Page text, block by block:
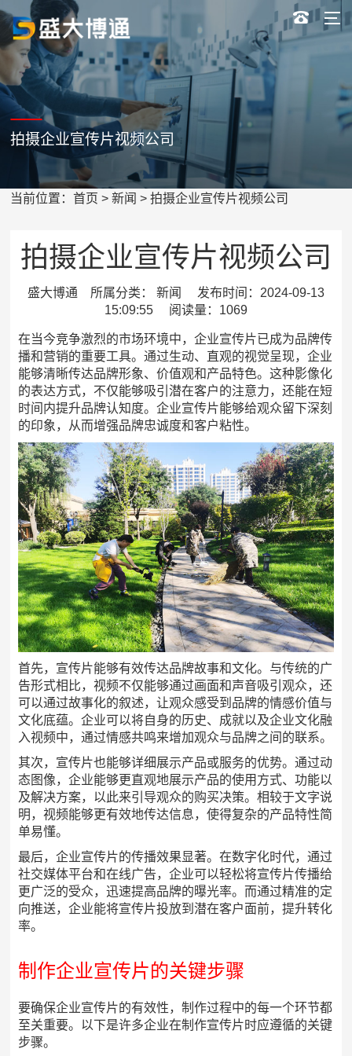
拍摄企业宣传片视频公司
当前位置：首页 >新闻 > 拍摄企业宣传片视频公司
拍摄企业宣传片视频公司
盛大博通 所属分类： 新闻 发布时间：2024-09-13
15:09:55 阅读量：1069
在当今竞争激烈的市场环境中，企业宣传片已成为品牌传
播和营销的重要工具。通过生动、直观的视觉呈现，企业
能够清晰传达品牌形象、价值观和产品特色。这种影像化
的表达方式，不仅能够吸引潜在客户的注意力，还能在短
时间内提升品牌认知度。企业宣传片能够给观众留下深刻
的印象，从而增强品牌忠诚度和客户粘性。
首先，宣传片能够有效传达品牌故事和文化。与传统的广
告形式相比，视频不仅能够通过画面和声音吸引观众，还
可以通过故事化的叙述，让观众感受到品牌的情感价值与
文化底蕴。企业可以将自身的历史、成就以及企业文化融
入视频中，通过情感共鸣来增加观众与品牌之间的联系。
其次，宣传片也能够详细展示产品或服务的优势。通过动
态图像，企业能够更直观地展示产品的使用方式、功能以
及解决方案，以此来引导观众的购买决策。相较于文字说
明，视频能够更有效地传达信息，使得复杂的产品特性简
单易懂。
最后，企业宣传片的传播效果显著。在数字化时代，通过
社交媒体平台和在线广告，企业可以轻松将宣传片传播给
更广泛的受众，迅速提高品牌的曝光率。而通过精准的定
向推送，企业能将宣传片投放到潜在客户面前，提升转化
率。
制作企业宣传片的关键步骤
要确保企业宣传片的有效性，制作过程中的每一个环节都
至关重要。以下是许多企业在制作宣传片时应遵循的关键
步骤。